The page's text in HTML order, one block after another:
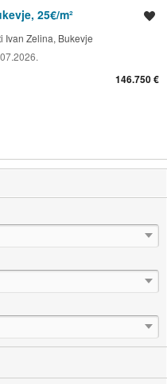
25€/m²
Ivan Zelina, Bukevje
146.750 €